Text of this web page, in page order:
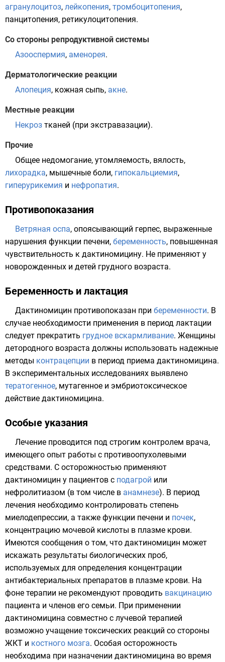
агранулоцитоз, лейкопения, тромбоцитопения,
панцитопения, ретикулоцитопения.
Со стороны репродуктивной системы
Азооспермия, аменорея.
Дерматологические реакции
Алопеция, кожная сыпь, акне.
Местные реакции
Некроз тканей (при экстравазации).
Прочие
Общее недомогание, утомляемость, вялость,
лихорадка, мышечные боли, гипокальциемия,
гиперурикемия и нефропатия.
Противопоказания
Ветряная оспа, опоясывающий герпес, выраженные
нарушения функции печени, беременность, повышенная
чувствительность к дактиномицину. Не применяют у
новорожденных и детей грудного возраста.
Беременность и лактация
Дактиномицин противопоказан при беременности. В
случае необходимости применения в период лактации
следует прекратить грудное вскармливание. Женщины
детородного возраста должны использовать надежные
методы контрацепции в период приема дактиномицина.
В экспериментальных исследованиях выявлено
тератогенное, мутагенное и эмбриотоксическое
действие дактиномицина.
Особые указания
Лечение проводится под строгим контролем врача,
имеющего опыт работы с противоопухолевыми
средствами. С осторожностью применяют
дактиномицин у пациентов с подагрой или
нефролитиазом (в том числе в анамнезе). В период
лечения необходимо контролировать степень
миелодепрессии, а также функции печени и почек,
концентрацию мочевой кислоты в плазме крови.
Имеются сообщения о том, что дактиномицин может
искажать результаты биологических проб,
используемых для определения концентрации
антибактериальных препаратов в плазме крови. На
фоне терапии не рекомендуют проводить вакцинацию
пациента и членов его семьи. При применении
дактиномицина совместно с лучевой терапией
возможно учащение токсических реакций со стороны
ЖКТ и костного мозга. Особая осторожность
необходима при назначении дактиномицина во время